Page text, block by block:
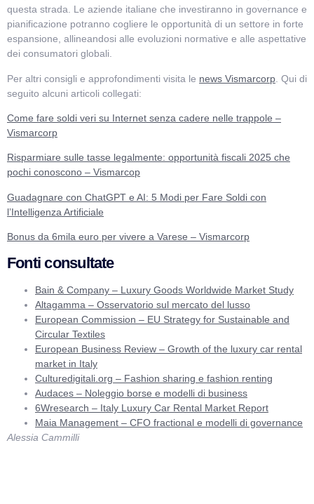
questa strada. Le aziende italiane che investiranno in governance e
pianificazione potranno cogliere le opportunità di un settore in forte
espansione, allineandosi alle evoluzioni normative e alle aspettative
dei consumatori globali.
Per altri consigli e approfondimenti visita le news Vismarcorp . Qui di
seguito alcuni articoli collegati:
Come fare soldi veri su Internet senza cadere nelle trappole –
Vismarcorp
Risparmiare sulle tasse legalmente: opportunità fiscali 2025 che
pochi conoscono – Vismarcop
Guadagnare con ChatGPT e AI: 5 Modi per Fare Soldi con
l’Intelligenza Artificiale
Bonus da 6mila euro per vivere a Varese – Vismarcorp
Fonti consultate
Bain & Company – Luxury Goods Worldwide Market Study
Altagamma – Osservatorio sul mercato del lusso
European Commission – EU Strategy for Sustainable and
Circular Textiles
European Business Review – Growth of the luxury car rental
market in Italy
Culturedigitali.org – Fashion sharing e fashion renting
Audaces – Noleggio borse e modelli di business
6Wresearch – Italy Luxury Car Rental Market Report
Maia Management – CFO fractional e modelli di governance
Alessia Cammilli